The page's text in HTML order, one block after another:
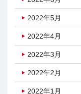
2022年5月
2022年4月
2022年3月
2022年2月
2022年1月